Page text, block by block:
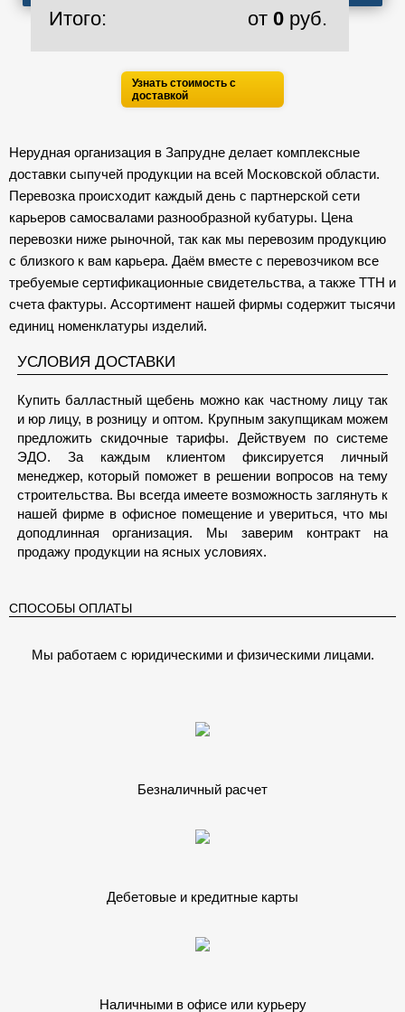
Итого: от 0 руб.
Узнать стоимость с
доставкой
Нерудная организация в Запрудне делает комплексные
доставки сыпучей продукции на всей Московской области.
Перевозка происходит каждый день с партнерской сети
карьеров самосвалами разнообразной кубатуры. Цена
перевозки ниже рыночной, так как мы перевозим продукцию
с близкого к вам карьера. Даём вместе с перевозчиком все
требуемые сертификационные свидетельства, а также ТТН и
счета фактуры. Ассортимент нашей фирмы содержит тысячи
единиц номенклатуры изделий.
УСЛОВИЯ ДОСТАВКИ
Купить балластный щебень можно как частному лицу так
и юр лицу, в розницу и оптом. Крупным закупщикам можем
предложить скидочные тарифы. Действуем по системе
ЭДО. За каждым клиентом фиксируется личный
менеджер, который поможет в решении вопросов на тему
строительства. Вы всегда имеете возможность заглянуть к
нашей фирме в офисное помещение и увериться, что мы
доподлинная организация. Мы заверим контракт на
продажу продукции на ясных условиях.
СПОСОБЫ ОПЛАТЫ
Мы работаем с юридическими и физическими лицами.
Безналичный расчет
Дебетовые и кредитные карты
Наличными в офисе или курьеру